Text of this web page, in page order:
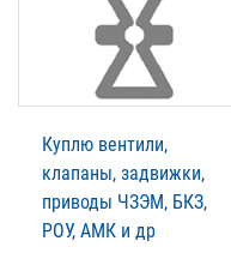
Куплю вентили,
клапаны, задвижки,
приводы ЧЗЭМ, БКЗ,
РОУ, АМК и др